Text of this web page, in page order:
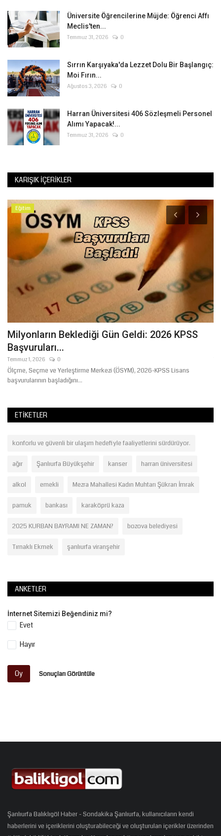
Üniversite Öğrencilerine Müjde: Öğrenci Affı
Meclis'ten...
Temmuz 31, 2026 0
Sırrın Karşıyaka'da Lezzet Dolu Bir Başlangıç:
Moi Fırın...
Ağustos 3, 2026 0
Harran Üniversitesi 406 Sözleşmeli Personel
Alımı Yapacak!...
Temmuz 31, 2026 0
KARIŞIK İÇERIKLER
Eğitim
Milyonların Beklediği Gün Geldi: 2026 KPSS
Başvuruları...
Temmuz 1, 2026 0
Ölçme, Seçme ve Yerleştirme Merkezi (ÖSYM), 2026-KPSS Lisans
başvurularının başladığını...
ETIKETLER
konforlu ve güvenli bir ulaşım hedefiyle faaliyetlerini sürdürüyor.
ağır Şanlıurfa Büyükşehir kanser harran üniversitesi
alkol emekli Mezra Mahallesi Kadın Muhtarı Şükran İmrak
pamuk bankası karaköprü kaza
2025 KURBAN BAYRAMI NE ZAMAN? bozova belediyesi
Tırnaklı Ekmek şanlıurfa viranşehir
ANKETLER
İnternet Sitemizi Beğendiniz mi?
Evet
Hayır
Oy Sonuçları Görüntüle
Şanlıurfa Balıklıgöl Haber - Sondakika Şanlıurfa, kullanıcıların kendi
haberlerini ve içeriklerini oluşturabileceği ve oluşturulan içerikler üzerinden